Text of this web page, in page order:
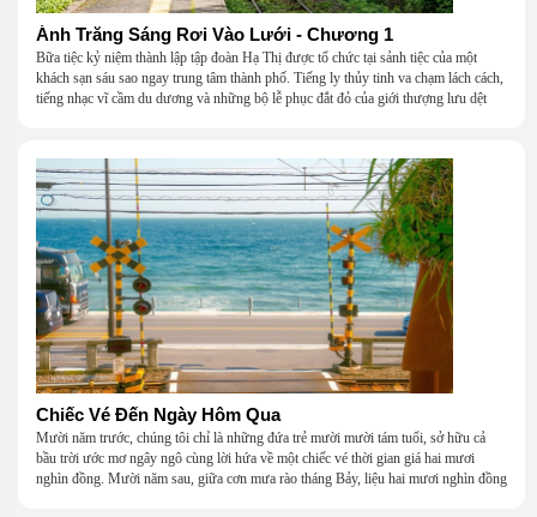
Ánh Trăng Sáng Rơi Vào Lưới - Chương 1
Bữa tiệc kỷ niệm thành lập tập đoàn Hạ Thị được tổ chức tại sảnh tiệc của một
khách sạn sáu sao ngay trung tâm thành phố. Tiếng ly thủy tinh va chạm lách cách,
tiếng nhạc vĩ cầm du dương và những bộ lễ phục đắt đỏ của giới thượng lưu dệt
Chiếc Vé Đến Ngày Hôm Qua
Mười năm trước, chúng tôi chỉ là những đứa trẻ mười mười tám tuổi, sở hữu cả
bầu trời ước mơ ngây ngô cùng lời hứa về một chiếc vé thời gian giá hai mươi
nghìn đồng. Mười năm sau, giữa cơn mưa rào tháng Bảy, liệu hai mươi nghìn đồng